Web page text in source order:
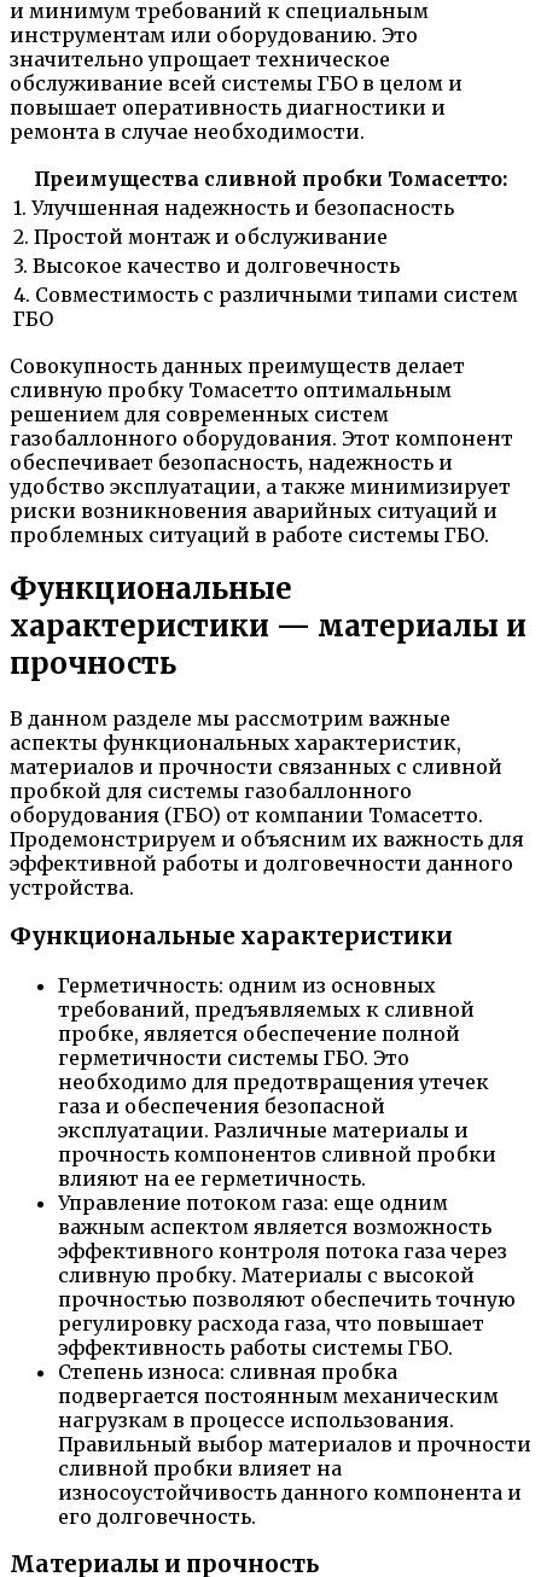
и минимум требований к специальным
инструментам или оборудованию. Это
значительно упрощает техническое
обслуживание всей системы ГБО в целом и
повышает оперативность диагностики и
ремонта в случае необходимости.
Преимущества сливной пробки Томасетто:
1. Улучшенная надежность и безопасность
2. Простой монтаж и обслуживание
3. Высокое качество и долговечность
4. Совместимость с различными типами систем
ГБО
Совокупность данных преимуществ делает
сливную пробку Томасетто оптимальным
решением для современных систем
газобаллонного оборудования. Этот компонент
обеспечивает безопасность, надежность и
удобство эксплуатации, а также минимизирует
риски возникновения аварийных ситуаций и
проблемных ситуаций в работе системы ГБО.
Функциональные
характеристики — материалы и
прочность
В данном разделе мы рассмотрим важные
аспекты функциональных характеристик,
материалов и прочности связанных с сливной
пробкой для системы газобаллонного
оборудования (ГБО) от компании Томасетто.
Продемонстрируем и объясним их важность для
эффективной работы и долговечности данного
устройства.
Функциональные характеристики
Герметичность: одним из основных
требований, предъявляемых к сливной
пробке, является обеспечение полной
герметичности системы ГБО. Это
необходимо для предотвращения утечек
газа и обеспечения безопасной
эксплуатации. Различные материалы и
прочность компонентов сливной пробки
влияют на ее герметичность.
Управление потоком газа: еще одним
важным аспектом является возможность
эффективного контроля потока газа через
сливную пробку. Материалы с высокой
прочностью позволяют обеспечить точную
регулировку расхода газа, что повышает
эффективность работы системы ГБО.
Степень износа: сливная пробка
подвергается постоянным механическим
нагрузкам в процессе использования.
Правильный выбор материалов и прочности
сливной пробки влияет на
износоустойчивость данного компонента и
его долговечность.
Материалы и прочность